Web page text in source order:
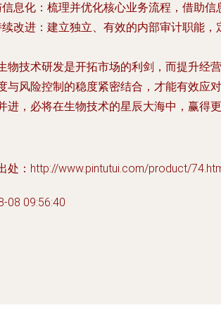
息化 ：梳理并优化核心业务流程，借助
改进 ：建立独立、有效的内部审计职能
物技术研发是开拓市场的利剑，而提升经
与风险控制的稳度紧密结合，才能有效应
进，必将在生物技术的星辰大海中，赢得
处：http://www.pintutui.com/product/
08 09:56:40